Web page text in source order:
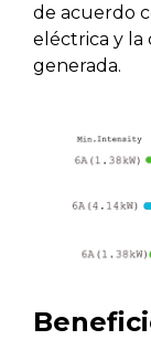
de acuerdo
eléctrica y la
generada.